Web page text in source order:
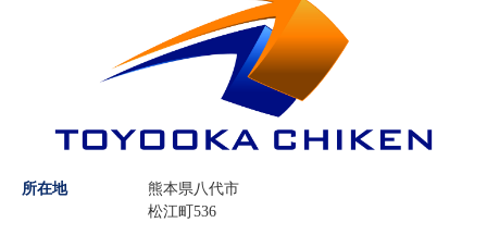
所在地
熊本県八代市
松江町536